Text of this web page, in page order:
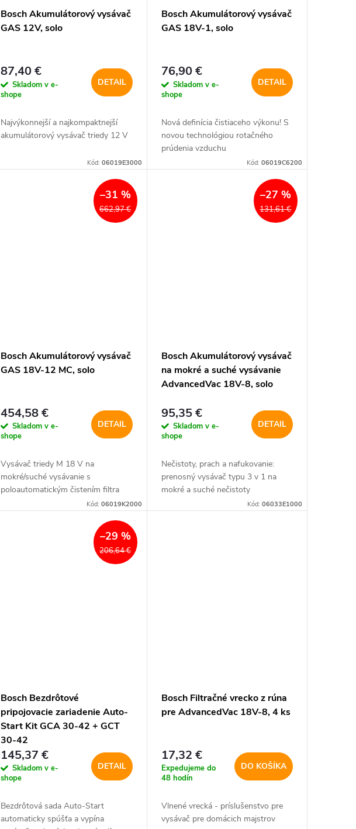
Bosch Akumulátorový vysávač
GAS 12V, solo
87,40 €
Skladom v e-
shope
DETAIL
Najvýkonnejší a najkompaktnejší
akumulátorový vysávač triedy 12 V
Kód: 06019E3000
Bosch Akumulátorový vysávač
GAS 18V-1, solo
76,90 €
Skladom v e-
shope
DETAIL
Nová definícia čistiaceho výkonu! S
novou technológiou rotačného
prúdenia vzduchu
Kód: 06019C6200
662,97 €
–31 %
Bosch Akumulátorový vysávač
GAS 18V-12 MC, solo
454,58 €
Skladom v e-
shope
DETAIL
Vysávač triedy M 18 V na
mokré/suché vysávanie s
poloautomatickým čistením filtra
Kód: 06019K2000
131,61 €
–27 %
Bosch Akumulátorový vysávač
na mokré a suché vysávanie
AdvancedVac 18V-8, solo
95,35 €
Skladom v e-
shope
DETAIL
Nečistoty, prach a nafukovanie:
prenosný vysávač typu 3 v 1 na
mokré a suché nečistoty
Kód: 06033E1000
206,64 €
–29 %
Bosch Bezdrôtové
pripojovacie zariadenie Auto-
Start Kit GCA 30-42 + GCT
30-42
145,37 €
Skladom v e-
shope
DETAIL
Bezdrôtová sada Auto-Start
automaticky spúšťa a vypína
Bosch Filtračné vrecko z rúna
pre AdvancedVac 18V-8, 4 ks
17,32 €
Expedujeme do
48 hodín
DO KOŠÍKA
Vlnené vrecká - príslušenstvo pre
vysávač pre domácich majstrov